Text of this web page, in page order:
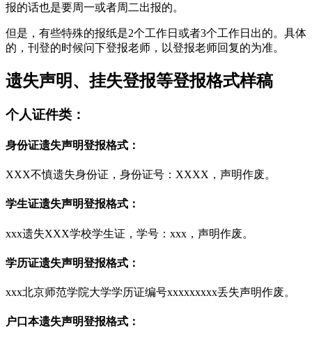
报的话也是要周一或者周二出报的。
但是，有些特殊的报纸是2个工作日或者3个工作日出的。具体
的，刊登的时候问下登报老师，以登报老师回复的为准。
遗失声明、挂失登报等登报格式样稿
个人证件类：
身份证遗失声明登报格式：
XXX不慎遗失身份证，身份证号：XXXX，声明作废。
学生证遗失声明登报格式：
xxx遗失XXX学校学生证，学号：xxx，声明作废。
学历证遗失声明登报格式：
xxx北京师范学院大学学历证编号xxxxxxxxx丢失声明作废。
户口本遗失声明登报格式：